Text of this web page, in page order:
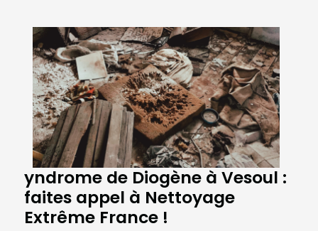
yndrome de Diogène à Vesoul :
faites appel à Nettoyage
Extrême France !